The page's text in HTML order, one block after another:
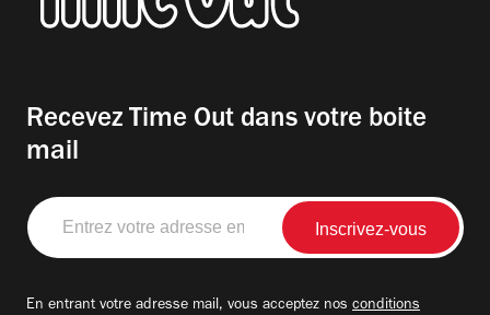
Recevez Time Out dans votre boite
mail
Entrez
votre
adresse
En entrant votre adresse mail, vous acceptez nos conditions